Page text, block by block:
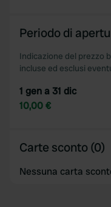
Periodo di
Indicazione del prezzo
incluse ed esclusi
1 gen a 31 dic
10,00 €
Carte sconto (0)
Nessuna carta